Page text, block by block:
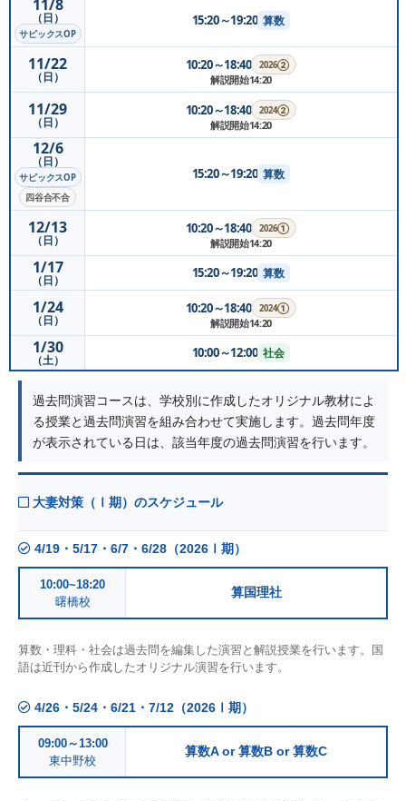
11/8
（日）
サピックスOP
15:20～19:20 算数
11/22
（日）
10:20～18:40 2026②
解説開始14:20
11/29
（日）
10:20～18:40 2024②
解説開始14:20
12/6
（日）
サピックスOP
四谷合不合
15:20～19:20 算数
12/13
（日）
10:20～18:40 2026①
解説開始14:20
1/17
（日） 15:20～19:20 算数
1/24
（日）
10:20～18:40 2024①
解説開始14:20
1/30
（土） 10:00～12:00 社会
過去問演習コースは、学校別に作成したオリジナル教材によ
る授業と過去問演習を組み合わせて実施します。過去問年度
が表示されている日は、該当年度の過去問演習を行います。
大妻対策（Ⅰ期）のスケジュール
4/19・5/17・6/7・6/28（2026Ⅰ期）
10:00~18:20
曙橋校
算国理社
算数・理科・社会は過去問を編集した演習と解説授業を行います。国
語は近刊から作成したオリジナル演習を行います。
4/26・5/24・6/21・7/12（2026Ⅰ期）
09:00～13:00
東中野校
算数A or 算数B or 算数C